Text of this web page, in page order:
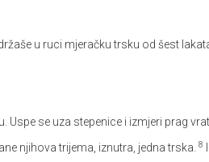
u ruci mjeračku trsku od šest
se uza stepenice i izmjeri prag
njihova trijema, iznutra, jedna trska. 8